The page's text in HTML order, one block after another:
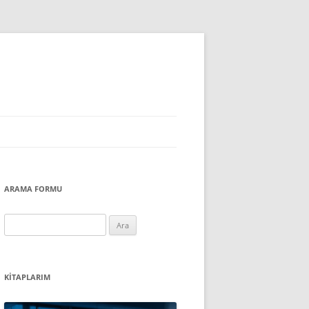
ARAMA FORMU
KITAPLARIM